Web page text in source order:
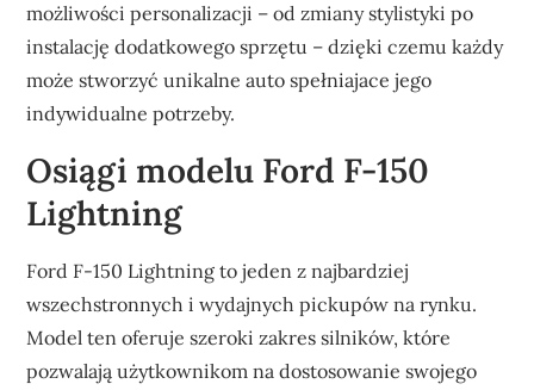
możliwości personalizacji – od zmiany stylistyki po
instalację dodatkowego sprzętu – dzięki czemu każdy
może stworzyć unikalne auto spełniajace jego
indywidualne potrzeby.
Osiągi modelu Ford F-150
Lightning
Ford F-150 Lightning to jeden z najbardziej
wszechstronnych i wydajnych pickupów na rynku.
Model ten oferuje szeroki zakres silników, które
pozwalają użytkownikom na dostosowanie swojego